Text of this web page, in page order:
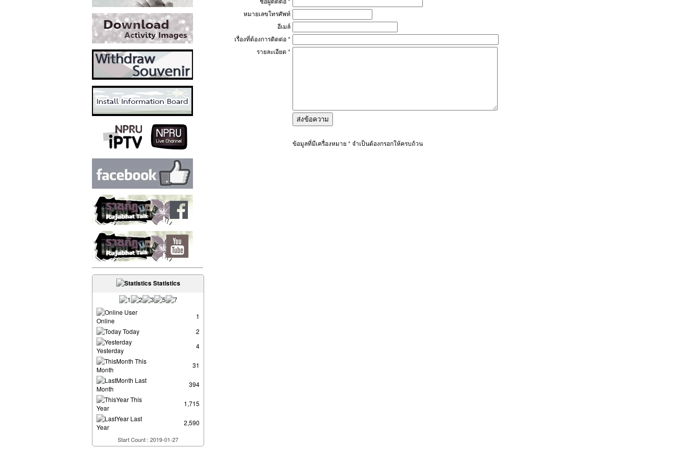
Statistics
User
Online
1
Today
2
Yesterday
4
This
Month
31
Last
Month
394
This
Year
1,715
Last
Year
2,590
Start Count : 2019-01-27
หมายเลขโทรศัพท์
อีเมล์
เรื่องที่ต้องการติดต่อ*
รายละเอียด *
ข้อมูลที่มีเครื่องหมาย * จำเป็นต้องกรอกให้ครบถ้วน